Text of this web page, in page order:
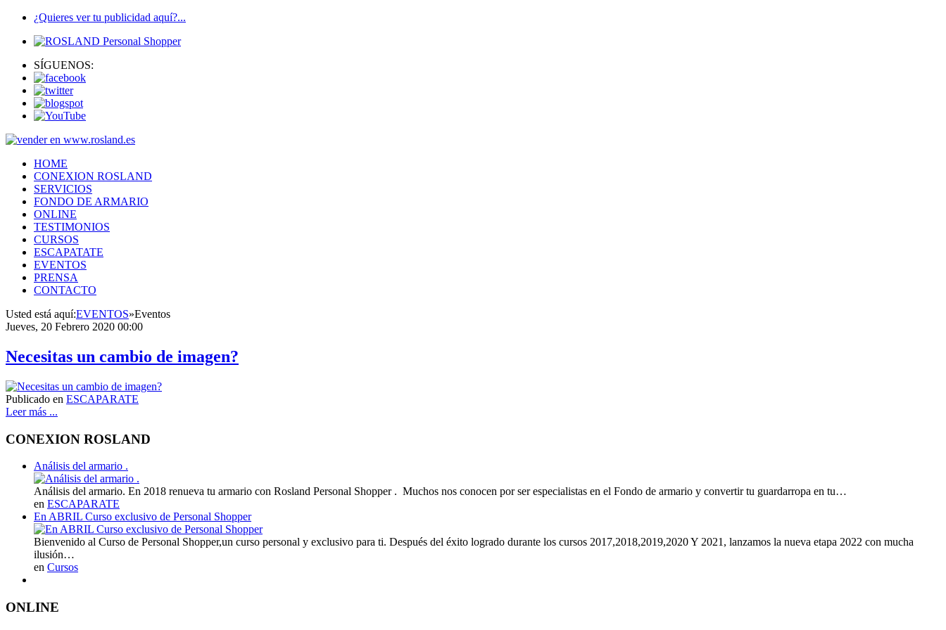
¿Quieres ver tu publicidad aquí?...
SÍGUENOS:
HOME
CONEXION ROSLAND
SERVICIOS
FONDO DE ARMARIO
ONLINE
TESTIMONIOS
CURSOS
ESCAPATATE
EVENTOS
PRENSA
CONTACTO
Usted está aquí:EVENTOS»Eventos
Jueves, 20 Febrero 2020 00:00
Necesitas un cambio de imagen?
Publicado en ESCAPARATE
Leer más ...
CONEXION ROSLAND
Análisis del armario .
Análisis del armario. En 2018 renueva tu armario con Rosland Personal Shopper . Muchos nos conocen por ser especialistas en el Fondo de armario y convertir tu guardarropa en tu…
en ESCAPARATE
En ABRIL Curso exclusivo de Personal Shopper
Bienvenido al Curso de Personal Shopper,un curso personal y exclusivo para ti. Después del éxito logrado durante los cursos 2017,2018,2019,2020 Y 2021, lanzamos la nueva etapa 2022 con mucha
ilusión…
en Cursos
ONLINE